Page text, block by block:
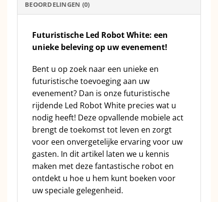
BEOORDELINGEN (0)
Futuristische Led Robot White: een
unieke beleving op uw evenement!
Bent u op zoek naar een unieke en
futuristische toevoeging aan uw
evenement? Dan is onze futuristische
rijdende Led Robot White precies wat u
nodig heeft! Deze opvallende mobiele act
brengt de toekomst tot leven en zorgt
voor een onvergetelijke ervaring voor uw
gasten. In dit artikel laten we u kennis
maken met deze fantastische robot en
ontdekt u hoe u hem kunt boeken voor
uw speciale gelegenheid.